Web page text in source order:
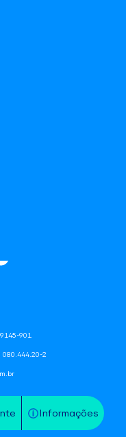
Informações
901
080.444.20-2